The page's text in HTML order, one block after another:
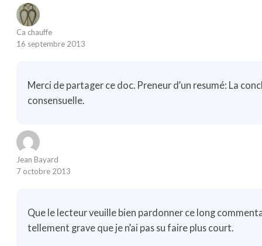
Ca chauffe
16 septembre 2013
Merci de partager ce doc. Preneur d’un resumé: La
consensuelle.
Jean Bayard
7 octobre 2013
Que le lecteur veuille bien pardonner ce long
tellement grave que je n’ai pas su faire plus court.